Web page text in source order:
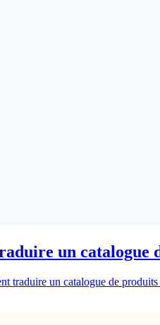
un catalogue
traduire un catalogue de